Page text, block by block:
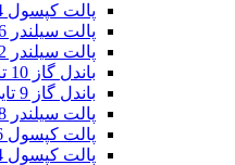
پالت کپسول 24 تایی
پالت سیلندر 16 تایی
پالت سیلندر 12 تایی
باندل گاز 10 تایی
باندل گاز 9 تایی
پالت سیلندر 8 تایی
پالت کپسول 6 تایی
پالت کپسول 4 تایی